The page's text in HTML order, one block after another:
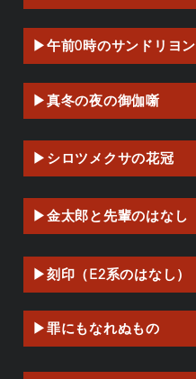
▶午前0時のサンドリヨン
▶真冬の夜の御伽噺
▶シロツメクサの花冠
▶金太郎と先輩のはなし
▶刻印（E2系のはなし）
▶罪にもなれぬもの